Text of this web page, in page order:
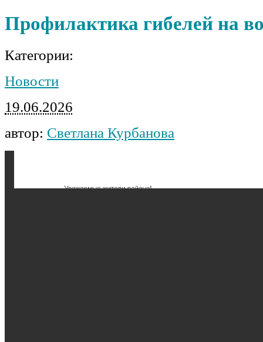
Профилактика гибелей на
Категории:
Новости
19.06.2026
автор: Светлана Курбанова